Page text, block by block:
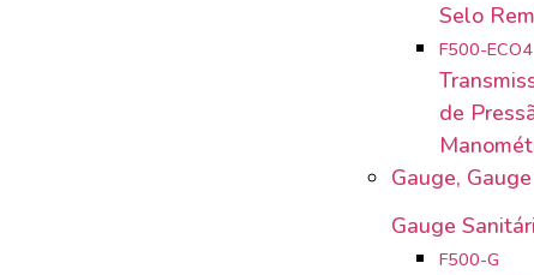
Selo
F500-ECO4
de
Gauge,
Gauge
F500-G